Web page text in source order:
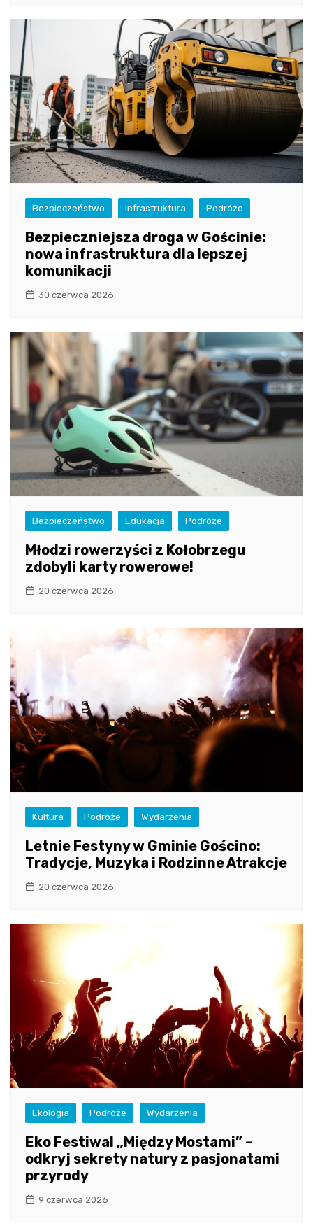
Bezpieczeństwo Infrastruktura Podróże
Bezpieczniejsza droga w Gościnie:
nowa infrastruktura dla lepszej
komunikacji
30 czerwca 2026
Bezpieczeństwo Edukacja Podróże
Młodzi rowerzyści z Kołobrzegu
zdobyli karty rowerowe!
20 czerwca 2026
Kultura Podróże Wydarzenia
Letnie Festyny w Gminie Gościno:
Tradycje, Muzyka i Rodzinne Atrakcje
20 czerwca 2026
Ekologia Podróże Wydarzenia
Eko Festiwal „Między Mostami” –
odkryj sekrety natury z pasjonatami
przyrody
9 czerwca 2026